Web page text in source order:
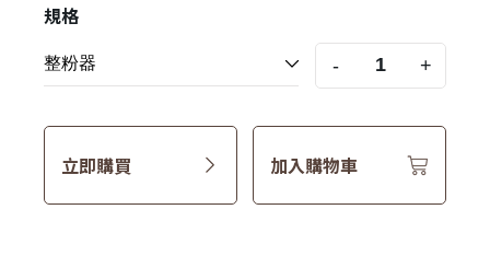
規格
- +
立即購買 加入購物車